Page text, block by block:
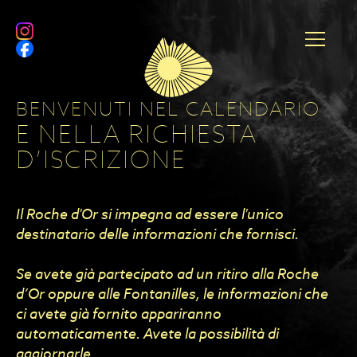
BENVENUTI NEL CALENDARIO
E NELLA RICHIESTA
D’ISCRIZIONE
Il Roche d'Or si impegna ad essere l'unico
destinatario delle informazioni che fornisci.
Se avete già partecipato ad un ritiro alla Roche
d’Or oppure alle Fontanilles, le informazioni che
ci avete già fornito appariranno
automaticamente. Avete la possibilità di
aggiornarle.